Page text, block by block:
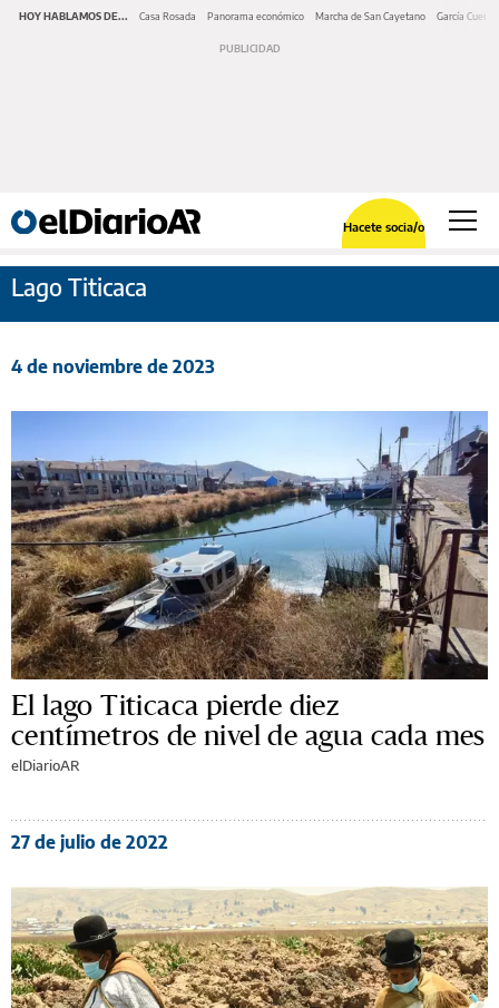
HOY HABLAMOS DE... Casa Rosada Panorama económico Marcha de San Cayetano García Cuerva
Hacete socia/o
Lago Titicaca
4 de noviembre de 2023
El lago Titicaca pierde diez
centímetros de nivel de agua cada mes
elDiarioAR
27 de julio de 2022